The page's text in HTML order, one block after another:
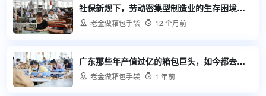
社保新规下，劳动密集型制造业的生存困境与出路
 老金做箱包手袋  12 个月前
广东那些年产值过亿的箱包巨头，如今都去哪了？
 老金做箱包手袋  1 年前